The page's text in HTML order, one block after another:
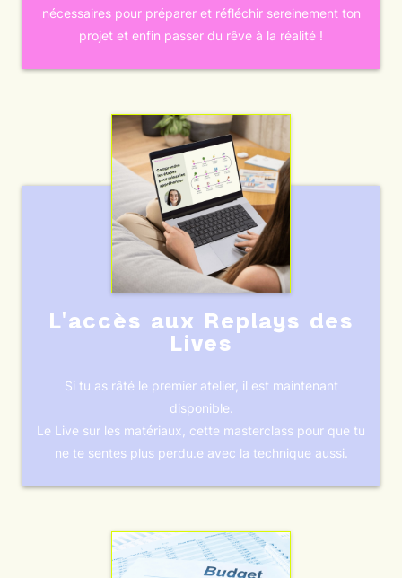
nécessaires pour préparer et réfléchir sereinement ton
projet et enfin passer du rêve à la réalité !
L'accès aux Replays des
Lives
Si tu as râté le premier atelier, il est maintenant
disponible.
Le Live sur les matériaux, cette masterclass pour que tu
ne te sentes plus perdu.e avec la technique aussi.